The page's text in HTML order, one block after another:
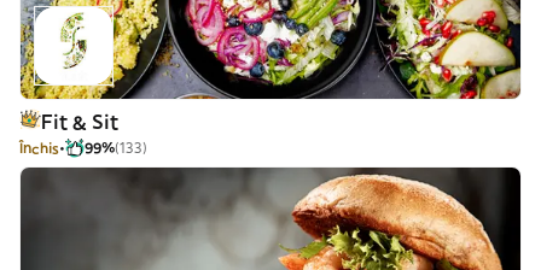
Fit & Sit
Închis 99%(133)